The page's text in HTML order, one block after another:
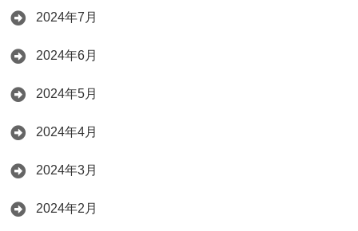
2024年7月
2024年6月
2024年5月
2024年4月
2024年3月
2024年2月